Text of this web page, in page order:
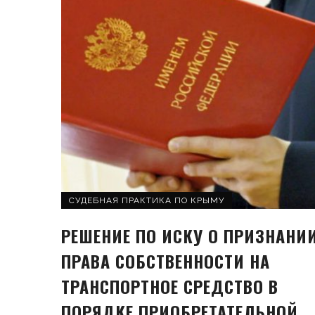
СУДЕБНАЯ ПРАКТИКА ПО КРЫМУ
РЕШЕНИЕ ПО ИСКУ О
ПРАВА СОБСТВЕННОСТИ НА
ТРАНСПОРТНОЕ СРЕДСТВО В